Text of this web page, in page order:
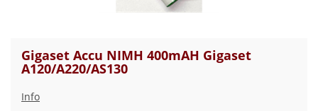
Gigaset Accu NIMH 400mAH Gigaset
A120/A220/AS130
Info